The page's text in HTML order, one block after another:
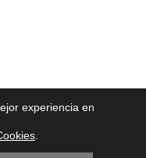
·Política de Cookies
experiencia en